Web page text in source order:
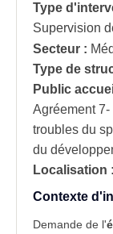
Type
Supervision
Secteur :
Type de
Public
Agréement
troubles du
du
Localisation :
Contexte
Demande de l'